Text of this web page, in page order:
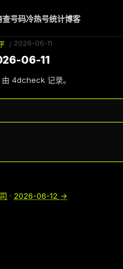
查号码冷热号统计博客
/ 2026-06-11
06-11
由 4dcheck 记录。
· 2026-06-12 →